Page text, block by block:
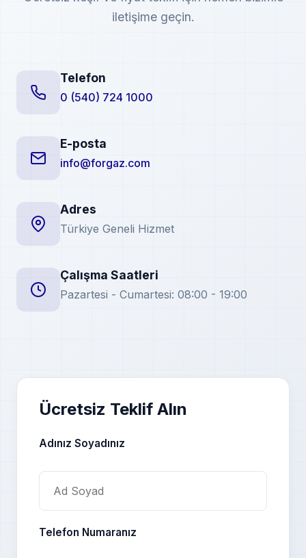
iletişime geçin.
Telefon
0 (540) 724 1000
E-posta
info@forgaz.com
Adres
Türkiye Geneli Hizmet
Çalışma Saatleri
Pazartesi - Cumartesi: 08:00 - 19:00
Ücretsiz Teklif Alın
Adınız Soyadınız
Telefon Numaranız